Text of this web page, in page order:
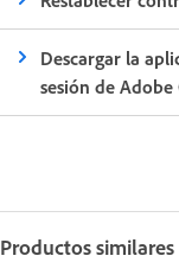
Descargar la
sesión de Adobe
Productos similares